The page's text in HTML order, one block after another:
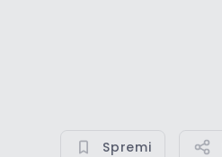
Spremi